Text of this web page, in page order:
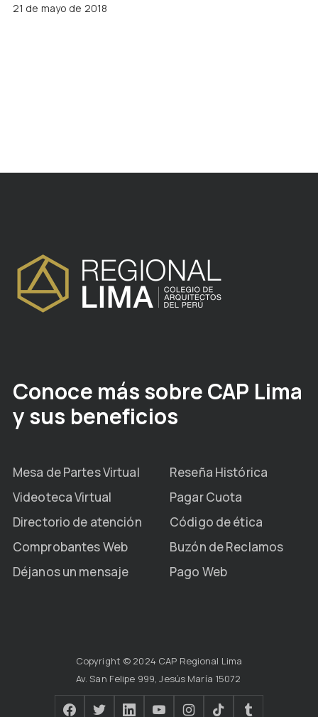
21 de mayo de 2018
Conoce más sobre CAP Lima
y sus beneficios
Mesa de Partes Virtual
Reseña Histórica
Videoteca Virtual
Pagar Cuota
Directorio de atención
Código de ética
Comprobantes Web
Buzón de Reclamos
Déjanos un mensaje
Pago Web
Copyright © 2024 CAP Regional Lima
Av. San Felipe 999, Jesús María 15072